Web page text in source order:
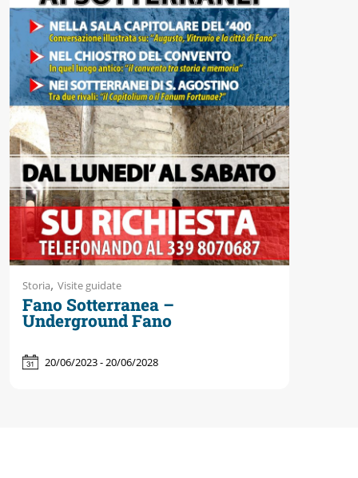
Storia, Visite guidate
Fano Sotterranea –
Underground Fano
20/06/2023 - 20/06/2028